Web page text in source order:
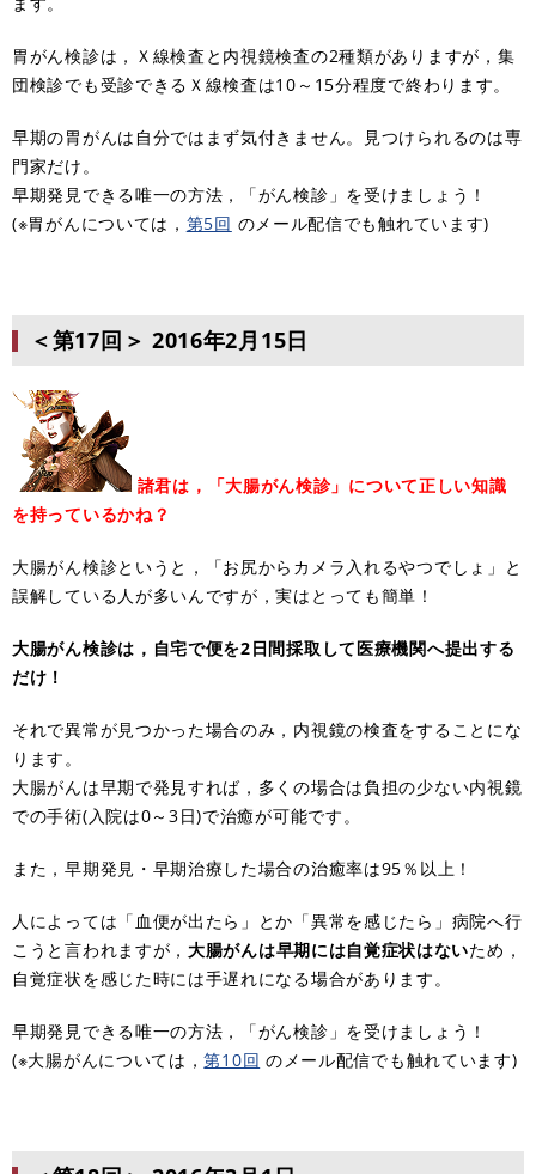
胃がん検診は，Ｘ線検査と内視鏡検査の2種類がありますが，集
団検診でも受診できるＸ線検査は10～15分程度で終わります。
早期の胃がんは自分ではまず気付きません。見つけられるのは専
門家だけ。
早期発見できる唯一の方法，「がん検診」を受けましょう！
(※胃がんについては， 第5回 のメール配信でも触れています)
＜第17回＞ 2016年2月15日
諸君は，「大腸がん検診」について正しい知識
を持っているかね？
大腸がん検診というと，「お尻からカメラ入れるやつでしょ」と
誤解している人が多いんですが，実はとっても簡単！
大腸がん検診は，自宅で便を2日間採取して医療機関へ提出する
だけ！
それで異常が見つかった場合のみ，内視鏡の検査をすることにな
ります。
大腸がんは早期で発見すれば，多くの場合は負担の少ない内視鏡
での手術(入院は0～3日)で治癒が可能です。
また，早期発見・早期治療した場合の治癒率は95％以上！
人によっては「血便が出たら」とか「異常を感じたら」病院へ行
こうと言われますが， 大腸がんは早期には自覚症状はないため，
自覚症状を感じた時には手遅れになる場合があります。
早期発見できる唯一の方法，「がん検診」を受けましょう！
(※大腸がんについては，第10回 のメール配信でも触れています)